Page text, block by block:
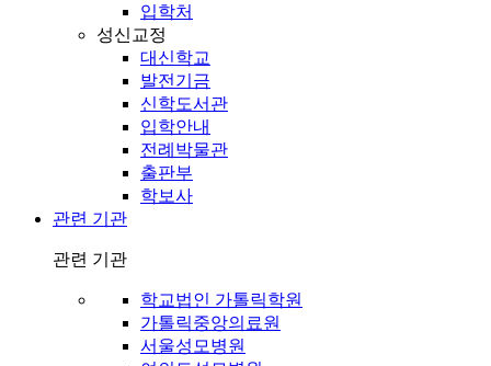
입학처
성신교정
대신학교
발전기금
신학도서관
입학안내
전례박물관
출판부
학보사
관련 기관
관련 기관
학교법인 가톨릭학원
가톨릭중앙의료원
서울성모병원